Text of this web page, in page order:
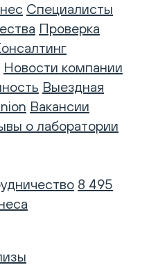
Специалисты
Проверка
Новости компании
Выездная
Вакансии
о лаборатории
8 495